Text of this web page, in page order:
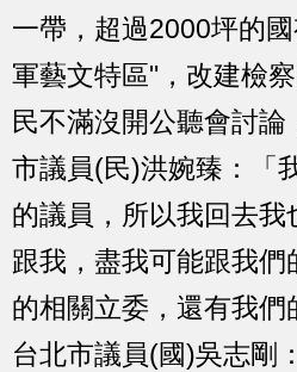
一帶，超過2000坪的
軍藝文特區"，改建檢
民不滿沒開公聽會討
市議員(民)洪婉臻：「
的議員，所以我回去
跟我，盡我可能跟我們
的相關立委，還有我們
台北市議員(國)吳志剛